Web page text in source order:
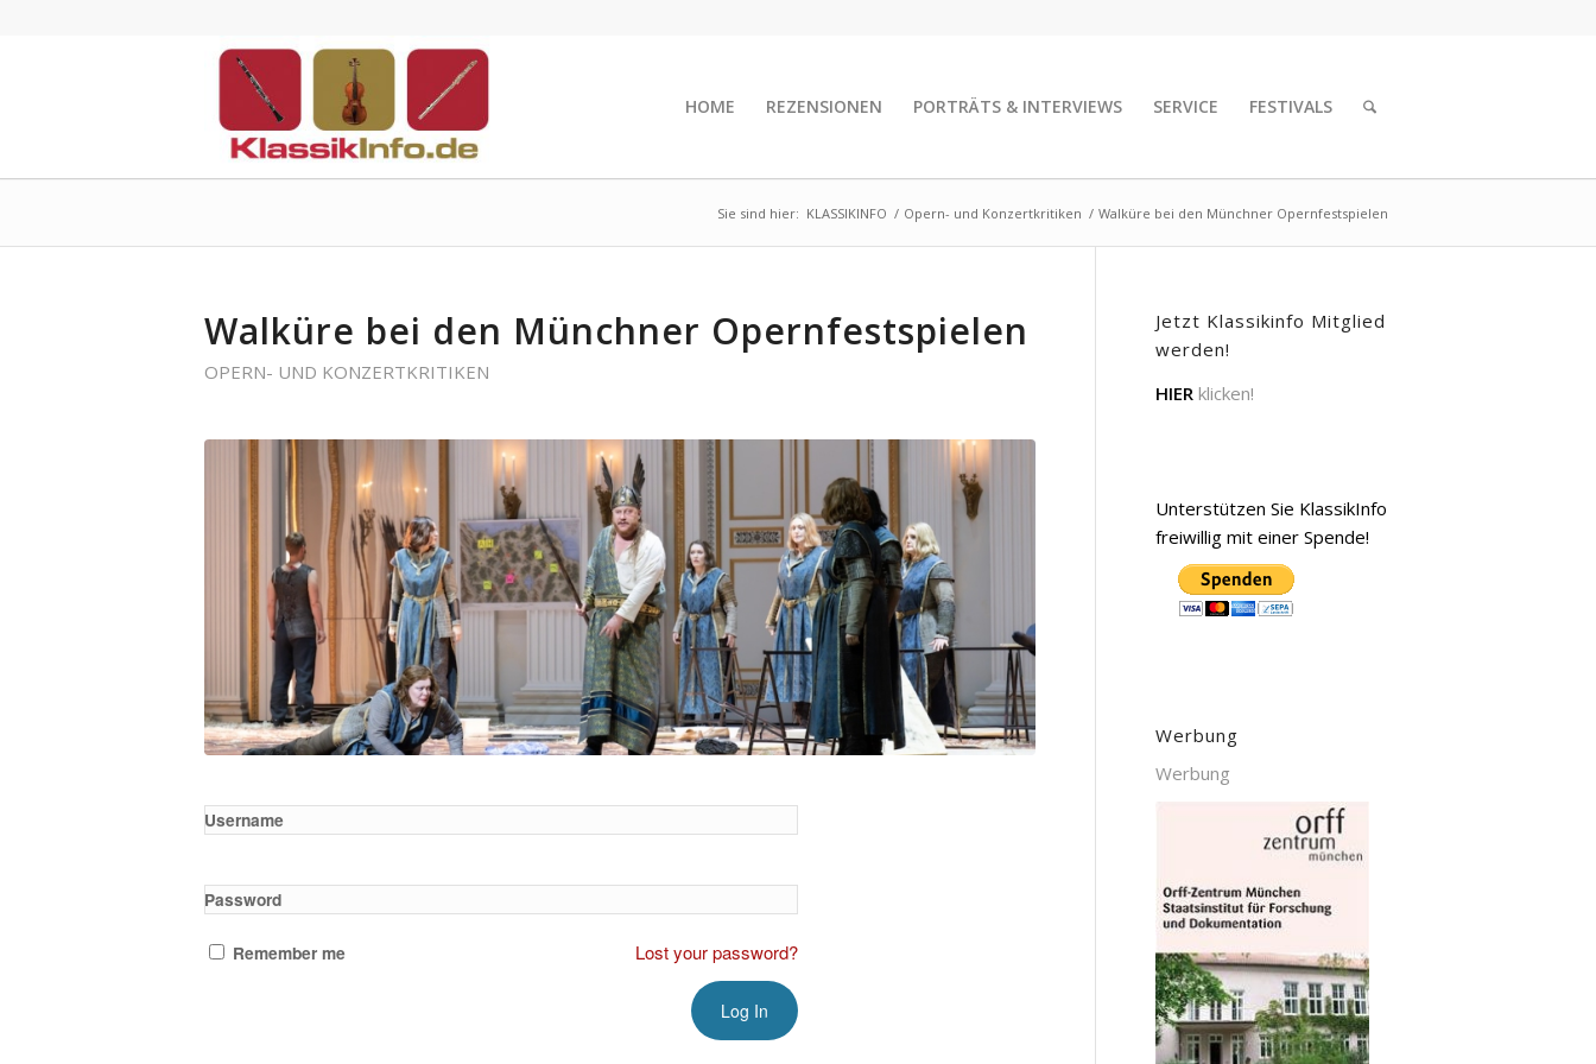
HOME REZENSIONEN PORTRÄTS & INTERVIEWS SERVICE FESTIVALS
Sie sind hier: KLASSIKINFO / Opern- und Konzertkritiken / Walküre bei den Münchner Opernfestspielen
Walküre bei den Münchner Opernfestspielen
OPERN- UND KONZERTKRITIKEN
Username
Password
Remember me Lost your password?
Jetzt Klassikinfo Mitglied
werden!
HIER klicken!
Unterstützen Sie KlassikInfo
freiwillig mit einer Spende!
Werbung
Werbung